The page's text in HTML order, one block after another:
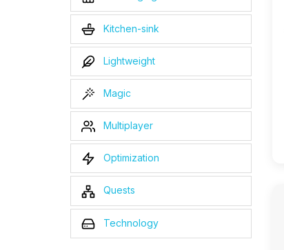
Kitchen-sink
Lightweight
Magic
Multiplayer
Optimization
Quests
Technology